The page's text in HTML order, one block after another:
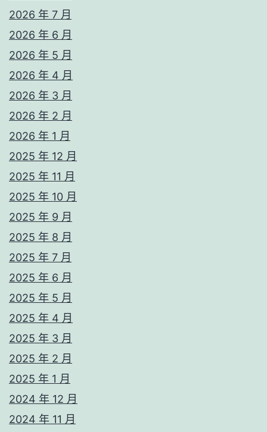
2026 年 7 月
2026 年 6 月
2026 年 5 月
2026 年 4 月
2026 年 3 月
2026 年 2 月
2026 年 1 月
2025 年 12 月
2025 年 11 月
2025 年 10 月
2025 年 9 月
2025 年 8 月
2025 年 7 月
2025 年 6 月
2025 年 5 月
2025 年 4 月
2025 年 3 月
2025 年 2 月
2025 年 1 月
2024 年 12 月
2024 年 11 月